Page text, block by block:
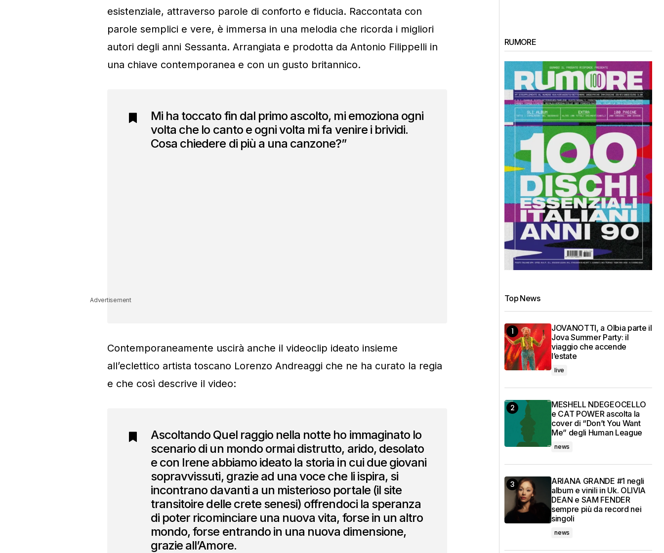
esistenziale, attraverso parole di conforto e fiducia. Raccontata con
parole semplici e vere, è immersa in una melodia che ricorda i migliori
autori degli anni Sessanta. Arrangiata e prodotta da Antonio Filippelli in
una chiave contemporanea e con un gusto britannico.
Mi ha toccato fin dal primo ascolto, mi emoziona ogni
volta che lo canto e ogni volta mi fa venire i brividi.
Cosa chiedere di più a una canzone?”
Advertisement
Contemporaneamente uscirà anche il videoclip ideato insieme
all’eclettico artista toscano Lorenzo Andreaggi che ne ha curato la regia
e che così descrive il video:
Ascoltando Quel raggio nella notte ho immaginato lo
scenario di un mondo ormai distrutto, arido, desolato
e con Irene abbiamo ideato la storia in cui due giovani
sopravvissuti, grazie ad una voce che li ispira, si
incontrano davanti a un misterioso portale (il site
transitoire delle crete senesi) offrendoci la speranza
di poter ricominciare una nuova vita, forse in un altro
mondo, forse entrando in una nuova dimensione,
grazie all’Amore.
RUMORE
Top News
JOVANOTTI, a Olbia parte il
Jova Summer Party: il
viaggio che accende
l’estate
live
MESHELL NDEGEOCELLO
e CAT POWER ascolta la
cover di “Don’t You Want
Me” degli Human League
news
ARIANA GRANDE #1 negli
album e vinili in Uk. OLIVIA
DEAN e SAM FENDER
sempre più da record nei
singoli
news